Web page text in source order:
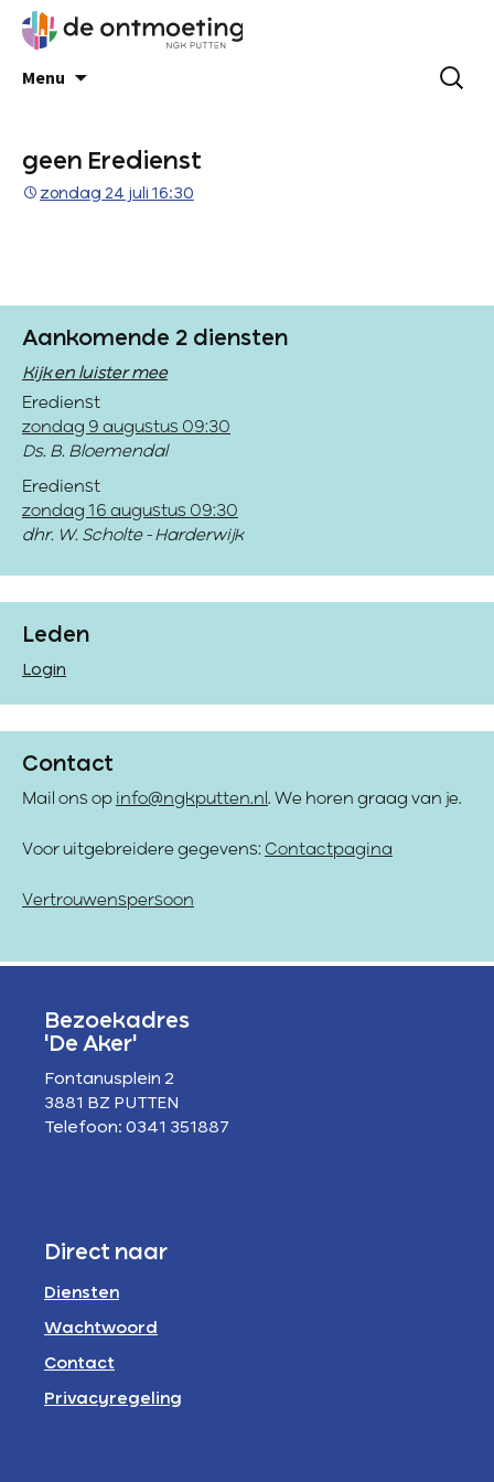
Menu
geen Eredienst
zondag 24 juli 16:30
Aankomende 2 diensten
Kijk en luister mee
Eredienst
zondag 9 augustus 09:30
Ds. B. Bloemendal
Eredienst
zondag 16 augustus 09:30
dhr. W. Scholte - Harderwijk
Leden
Login
Contact
Mail ons op info@ngkputten.nl . We horen graag van je.
Voor uitgebreidere gegevens: Contactpagina
Vertrouwenspersoon
Bezoekadres
'De Aker'
Fontanusplein 2
3881 BZ PUTTEN
Telefoon: 0341 351887
Direct naar
Diensten
Wachtwoord
Contact
Privacyregeling